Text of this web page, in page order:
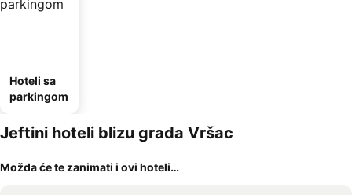
Hoteli sa
parkingom
Jeftini hoteli blizu grada Vršac
Možda će te zanimati i ovi hoteli…